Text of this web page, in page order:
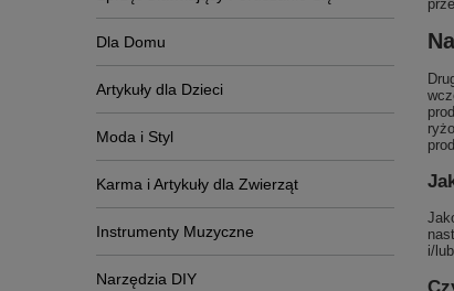
Dla Domu
Artykuły dla Dzieci
Moda i Styl
Karma i Artykuły dla Zwierząt
Instrumenty Muzyczne
Narzędzia DIY
i/